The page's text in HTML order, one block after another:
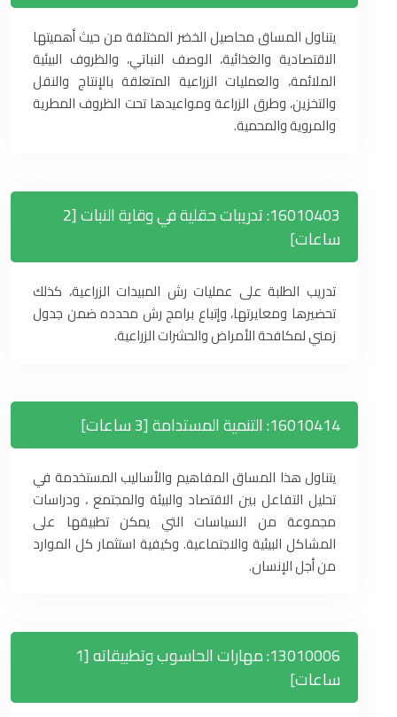
يتناول المساق محاصيل الخضر المختلفة من حيث أهميتها
الاقتصادية والغذائية، الوصف النباتي، والظروف البيئية
الملائمة، والعمليات الزراعية المتعلقة بالإنتاج والنقل
والتخزين، وطرق الزراعة ومواعيدها تحت الظروف المطرية
والمروية والمحمية.
16010403: تدريبات حقلية في وقاية النبات [2
ساعات]
تدريب الطلبة على عمليات رش المبيدات الزراعية، كذلك
تحضيرها ومعايرتها، وإتباع برامج رش محدده ضمن جدول
زمني لمكافحة الأمراض والحشرات الزراعية.
16010414: التنمية المستدامة [3 ساعات]
يتناول هذا المساق المفاهيم والأساليب المستخدمة في
تحليل التفاعل بين الاقتصاد والبيئة والمجتمع ، ودراسات
مجموعة من السياسات التي يمكن تطبيقها على
المشاكل البيئية والاجتماعية. وكيفية استثمار كل الموارد
من أجل الإنسان.
13010006: مهارات الحاسوب وتطبيقاته [1
ساعات]